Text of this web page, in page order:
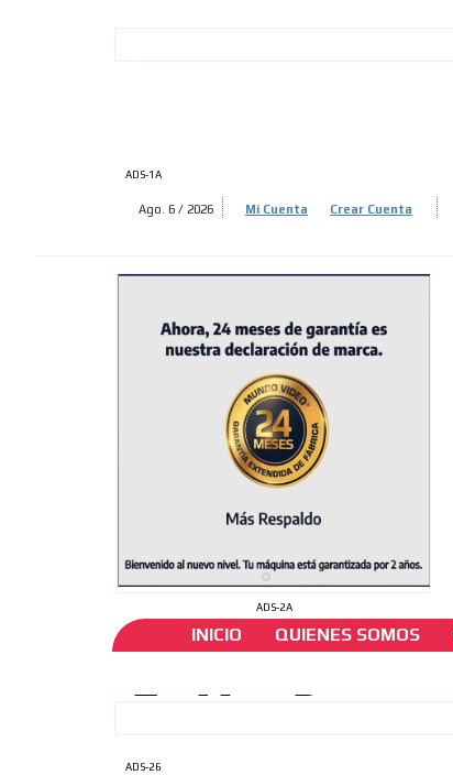
ADS-1A
Ago. 6 / 2026 Mi Cuenta Crear Cuenta
ADS-2A
INICIO QUIENES SOMOS
ADS-26